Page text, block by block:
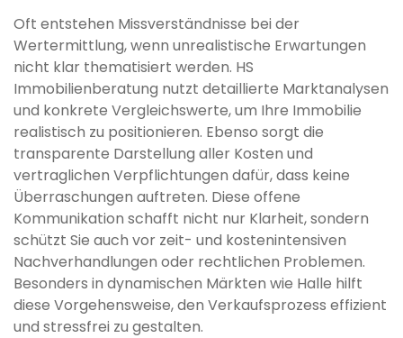
Oft entstehen Missverständnisse bei der
Wertermittlung, wenn unrealistische Erwartungen
nicht klar thematisiert werden. HS
Immobilienberatung nutzt detaillierte Marktanalysen
und konkrete Vergleichswerte, um Ihre Immobilie
realistisch zu positionieren. Ebenso sorgt die
transparente Darstellung aller Kosten und
vertraglichen Verpflichtungen dafür, dass keine
Überraschungen auftreten. Diese offene
Kommunikation schafft nicht nur Klarheit, sondern
schützt Sie auch vor zeit- und kostenintensiven
Nachverhandlungen oder rechtlichen Problemen.
Besonders in dynamischen Märkten wie Halle hilft
diese Vorgehensweise, den Verkaufsprozess effizient
und stressfrei zu gestalten.